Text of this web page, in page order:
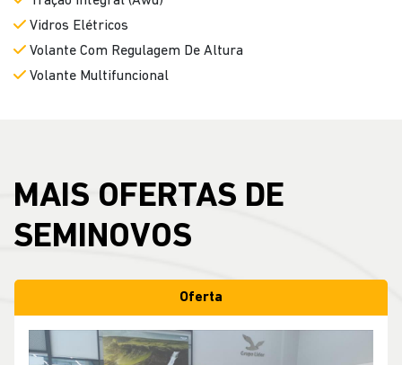
Vidros Elétricos
Volante Com Regulagem De Altura
Volante Multifuncional
MAIS OFERTAS DE
SEMINOVOS
Oferta